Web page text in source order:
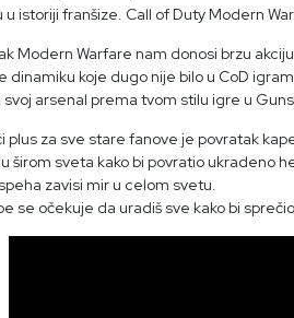
u istoriji franšize. Call of Duty Modern
Modern Warfare nam donosi brzu
dinamiku koje dugo nije bilo u CoD
svoj arsenal prema tvom stilu igre u
plus za sve stare fanove je povratak
širom sveta kako bi povratio ukradeno
zavisi mir u celom svetu.
se očekuje da uradiš sve kako bi